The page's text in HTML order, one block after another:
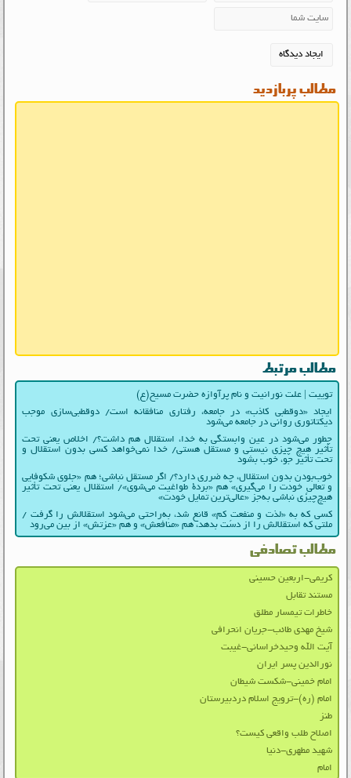
مطالب پربازدید
مطالب مرتبط
توییت | علت نورانیت و نام پرآوازه حضرت مسیح(ع)
ایجاد «دوقطبی کاذب» در جامعه، رفتاری منافقانه است/ دوقطبی‌سازی موجب
دیکتاتوری روانی در جامعه می‌شود
چطور می‌شود در عین وابستگی به خدا، استقلال هم داشت؟/ اخلاص یعنی تحت
تأثیر هیچ چیزی نیستی و مستقل هستی/ خدا نمی‌خواهد کسی بدون استقلال و
تحت تأثیر جوّ، خوب بشود
خوب‌بودن بدون استقلال، چه ضرری دارد؟/ اگر مستقل نباشی؛ هم «جلوی شکوفایی
و تعالیِ خودت را می‌گیری» هم «بردۀ طواغیت می‌شوی»/ استقلال یعنی تحت تأثیر
هیچ‌چیزی نباشی به‌جز «عالی‌ترین تمایل خودت»
کسی که به «لذت و منفعتِ کم» قانع شد، به‌راحتی می‌شود استقلالش را گرفت /
ملتی که استقلالش را از دست بدهد، هم «منافعش» و هم «عزتش» از بین می‌رود
مطالب تصادفی
کریمی-اربعین حسینی
مستند تقابل
خاطرات تیمسار مطلق
شیخ مهدی طائب-جریان انحرافی
آیت الله وحیدخراسانی-غیبت
نورالدین پسر ایران
امام خمینی-شکست شیطان
امام (ره)-ترویج اسلام دردبیرستان
طنز
اصلاح طلب واقعی کیست؟
شهید مطهری-دنیا
امام